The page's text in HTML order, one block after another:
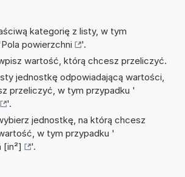
kategorię z listy, w tym
Pola powierzchni
'.
wartość, którą chcesz przeliczyć.
jednostkę odpowiadającą wartości,
przeliczyć, w tym przypadku '
'.
jednostkę, na którą chcesz
w tym przypadku '
[in²]
'.